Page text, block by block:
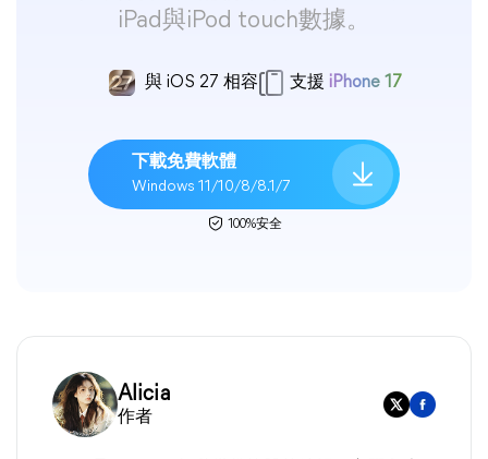
iPad與iPod touch數據。
與 iOS 27 相容 支援 iPhone 17
下載免費軟體
Windows 11/10/8/8.1/7
100%安全
Alicia
作者